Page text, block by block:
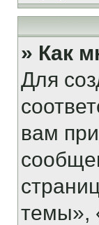
» Как
Для
вам
темы»,